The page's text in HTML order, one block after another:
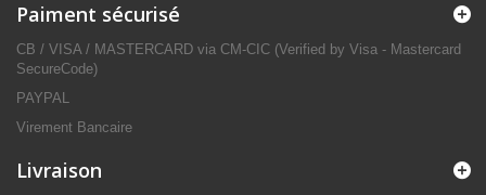
Paiment sécurisé
CB / VISA / MASTERCARD via CM-CIC (Verified by Visa - Mastercard
SecureCode)
PAYPAL
Virement Bancaire
Livraison